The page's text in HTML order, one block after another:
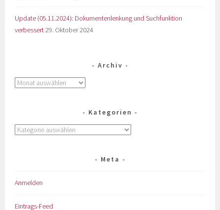
Update (05.11.2024): Dokumentenlenkung und Suchfunktion
verbessert29. Oktober 2024
Archiv
Kategorien
Meta
Anmelden
Eintrags-Feed